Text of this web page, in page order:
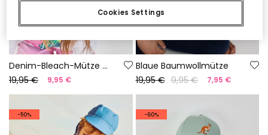
Denim-Bleach-Mütze mit Stickerei
19,95 €
9,95 €
Blaue Baumwollmütze
19,95 € 9,95 € 7,95 €
-50% -60%
Cookies Settings